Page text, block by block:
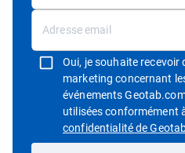
Oui, je souhaite
marketing concernant
événements
utilisées conformément
confidentialité de